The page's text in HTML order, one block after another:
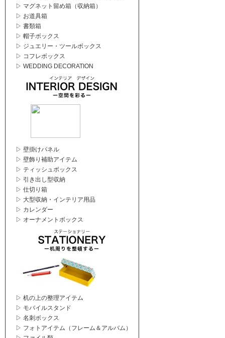
▷ マグネット留め箱（収納箱）
▷ お道具箱
▷ 書類箱
▷ 帽子ボックス
▷ ジュエリー・ツールボックス
▷ コフレボックス
▷ WEDDING DECORATION
▷ 壁掛けパネル
▷ 壁飾り補助アイテム
▷ ティッシュボックス
▷ 引き出し型収納
▷ 仕切り箱
▷ 大型収納・インテリア用品
▷ カレンダー
▷ オーナメントボックス
▷ 机の上の整理アイテム
▷ モバイルスタンド
▷ 名刺ボックス
▷ フォトアイテム（フレーム＆アルバム）